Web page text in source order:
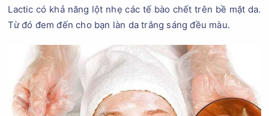
Lactic có khả năng lột nhẹ các tế bào chết trên bề mặt da.
Từ đó đem đến cho bạn làn da trắng sáng đều màu.